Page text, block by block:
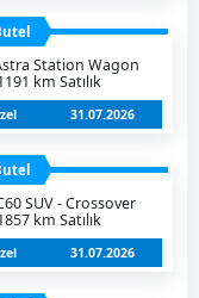
Station Wagon
km Satılık
31.07.2026
SUV - Crossover
km Satılık
31.07.2026